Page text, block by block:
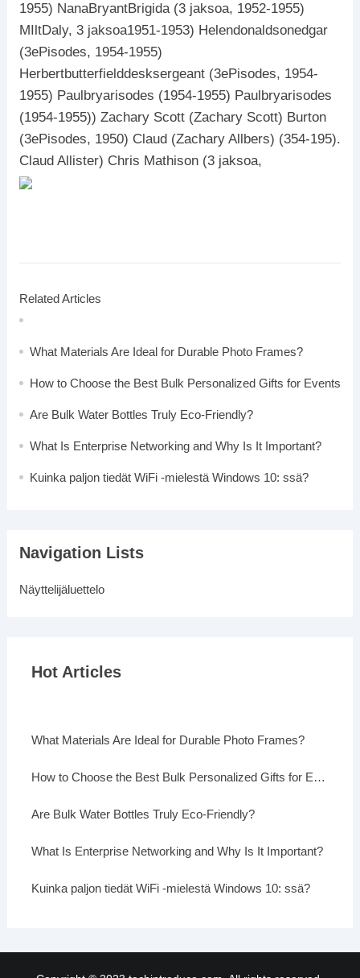
1955) NanaBryantBrigida (3 jaksoa, 1952-1955)
MIltDaly, 3 jaksoa1951-1953) Helendonaldsonedgar
(3ePisodes, 1954-1955)
Herbertbutterfielddesksergeant (3ePisodes, 1954-
1955) Paulbryarisodes (1954-1955) Paulbryarisodes
(1954-1955)) Zachary Scott (Zachary Scott) Burton
(3ePisodes, 1950) Claud (Zachary Allbers) (354-195).
Claud Allister) Chris Mathison (3 jaksoa,
Related Articles
What Materials Are Ideal for Durable Photo Frames?
How to Choose the Best Bulk Personalized Gifts for Events
Are Bulk Water Bottles Truly Eco-Friendly?
What Is Enterprise Networking and Why Is It Important?
Kuinka paljon tiedät WiFi -mielestä Windows 10: ssä?
Navigation Lists
Näyttelijäluettelo
Hot Articles
What Materials Are Ideal for Durable Photo Frames?
How to Choose the Best Bulk Personalized Gifts for Events
Are Bulk Water Bottles Truly Eco-Friendly?
What Is Enterprise Networking and Why Is It Important?
Kuinka paljon tiedät WiFi -mielestä Windows 10: ssä?